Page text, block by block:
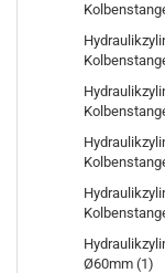
Ø60mm (1)